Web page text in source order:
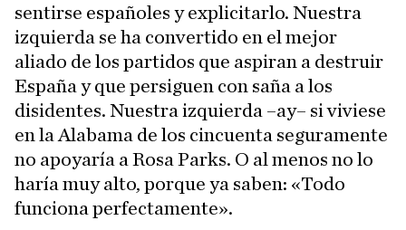
sentirse españoles y explicitarlo. Nuestra
izquierda se ha convertido en el mejor
aliado de los partidos que aspiran a destruir
España y que persiguen con saña a los
disidentes. Nuestra izquierda –ay– si viviese
en la Alabama de los cincuenta seguramente
no apoyaría a Rosa Parks. O al menos no lo
haría muy alto, porque ya saben: «Todo
funciona perfectamente».